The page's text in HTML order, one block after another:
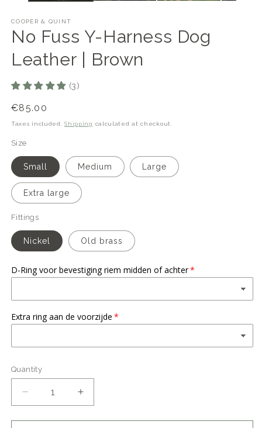
COOPER & QUINT
No Fuss Y-Harness Dog
Leather | Brown
(3)
Regular
price
€85.00
Taxes included.Shipping calculated at checkout.
Size
Small Medium Large
Extra large
Fittings
Nickel Old brass
D-Ring voor bevestiging riem midden of achter
Extra ring aan de voorzijde
Quantity
Quantity
Decrease
quantity
for
Increase
quantity
for